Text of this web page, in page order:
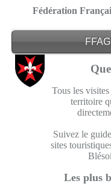
Fédération
Tous les
territoire
Suivez le
sites
Les plus